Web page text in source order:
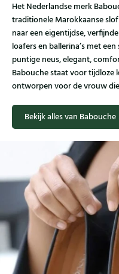
Het Nederlandse merk
traditionele Marokkaanse
naar een eigentijdse,
loafers en ballerina’s met
puntige neus, elegant,
Babouche staat voor tijdloze
ontworpen voor de vrouw
Bekijk alles van Babouche